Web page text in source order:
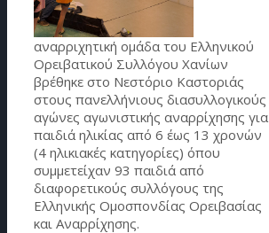
αναρριχητική ομάδα του Ελληνικού
Ορειβατικού Συλλόγου Χανίων
βρέθηκε στο Νεστόριο Καστοριάς
στους πανελλήνιους διασυλλογικούς
αγώνες αγωνιστικής αναρρίχησης για
παιδιά ηλικίας από 6 έως 13 χρονών
(4 ηλικιακές κατηγορίες) όπου
συμμετείχαν 93 παιδιά από
διαφορετικούς συλλόγους της
Ελληνικής Ομοσπονδίας Ορειβασίας
και Αναρρίχησης.